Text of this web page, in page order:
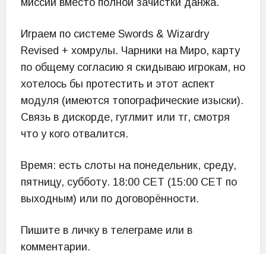
миссии вместо полной зачистки данжа.
Играем по системе Swords & Wizardry
Revised + хомрулы. Чарники на Миро, карту
по общему согласию я скидываю игрокам, но
хотелось бы протестить и этот аспект
модуля (имеются топографические изыски).
Связь в дискорде, гуглмит или тг, смотря
что у кого отвалится.
Время: есть слоты на понедельник, среду,
пятницу, субботу. 18:00 CET (15:00 CET по
выходным) или по договорённости.
Пишите в личку в телеграме или в
комментарии.